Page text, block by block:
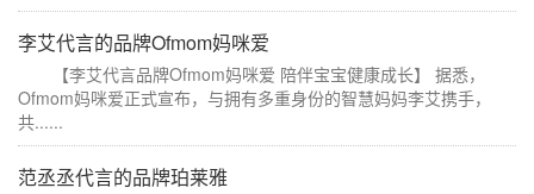
李艾代言的品牌Ofmom妈咪爱
【李艾代言品牌Ofmom妈咪爱 陪伴宝宝健康成长】 据悉，
Ofmom妈咪爱正式宣布，与拥有多重身份的智慧妈妈李艾携手，
共......
范丞丞代言的品牌珀莱雅